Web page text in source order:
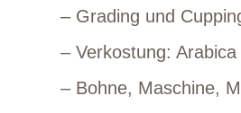
– Grading und
– Verkostung:
– Bohne, Maschine,